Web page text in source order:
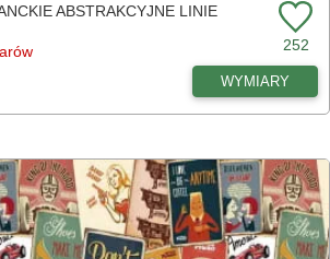
ABSTRAKCYJNE LINIE
252
WYMIARY